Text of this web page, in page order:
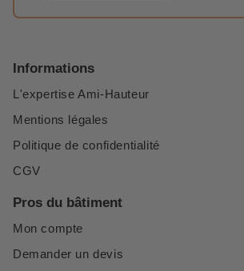
Informations
L'expertise Ami-Hauteur
Mentions légales
Politique de confidentialité
CGV
Pros du bâtiment
Mon compte
Demander un devis